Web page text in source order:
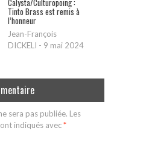
Tinto Brass est remis à
l’honneur
Jean-François
DICKELI - 9 mai 2024
sera pas publiée. Les
indiqués avec*